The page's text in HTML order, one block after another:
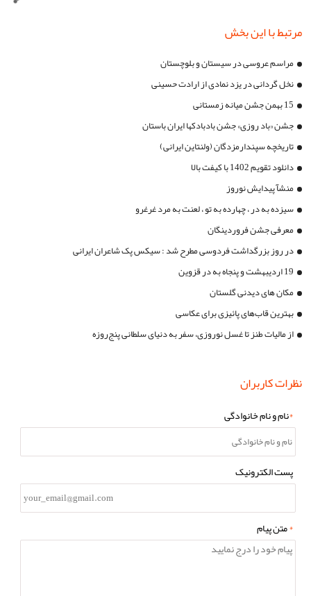
مرتبط با این بخش
مراسم عروسی در سیستان و بلوچستان
نخل گردانی در یزد نمادی از ارادت حسینی
15 بهمن جشن میانه زمستانی
جشن «باد روزی» جشن بادبادکها ایران باستان
تاریخچه سپندارمزدگان (ولنتاین ایرانی)
دانلود تقویم 1402 با کیفت بالا
منشآ پیدایش نوروز
سیزده به در ، چهارده به تو ، لعنت به مرد غرغرو
معرفی جشن فروردینگان
در روز بزرگداشت فردوسی مطرح شد : سیکس پک شاعران ایرانی
19 اردیبهشت و پنجاه به در قزوین
مکان های دیدنی گلستان
بهترین قاب‌های پائیزی برای عکاسی
از مالیات طنز تا غسل نوروزی، سفر به دنیای سلطانی پنج‌روزه
نظرات کاربران
*نام و نام خانوادگی
پست الکترونیک
*متن پیام